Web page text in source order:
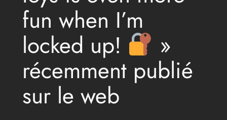
fun when I’m
locked up! »
récemment publié
sur le web